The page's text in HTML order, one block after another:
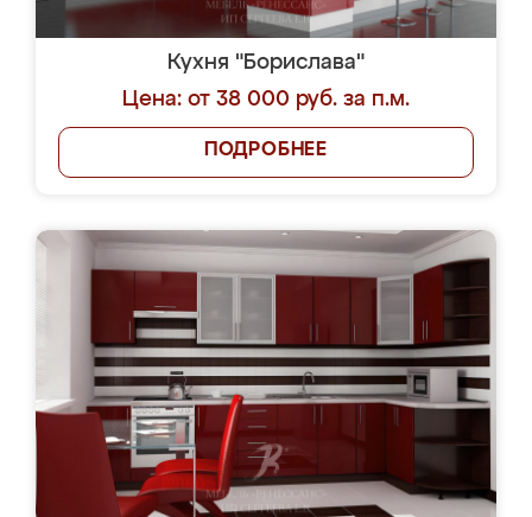
Кухня "Борислава"
Цена: от 38 000 руб. за п.м.
ПОДРОБНЕЕ